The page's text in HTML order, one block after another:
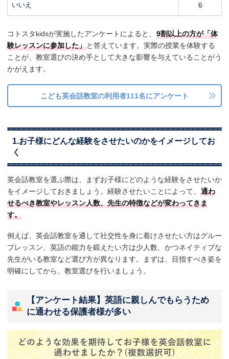
いいえ 6
コトスタkidsが実施したアンケートによると、 9割以上の方が「体
験レッスンに参加した」と答えています。実際の授業を体験する
ことが、教室選びの決め手として大きな影響を与えていることがう
かがえます。
こども英会話教室の利用者111名にアンケート
1.お子様にどんな経験をさせたいのかをイメージしてお
く
英会話教室を選ぶ際は、まずお子様にどのような経験をさせたいか
をイメージしておきましょう。経験させたいことによって、 通わ
せるべき教室やレッスン人数、先生の特徴などが変わってきま
す。
例えば、英会話教室を通して社交性を身に着けさせたい方はグルー
プレッスン、英語の能力を鍛えたい方は少人数、かつネイティブな
先生がいる教室など選び方が異なります。まずは、目指すべき姿を
明確にしてから、教室選びを行いましょう。
【アンケート結果】英語に親しんでもらうため
に通わせる保護者様が多い